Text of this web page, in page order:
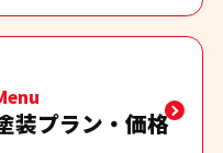
装プラン・価格